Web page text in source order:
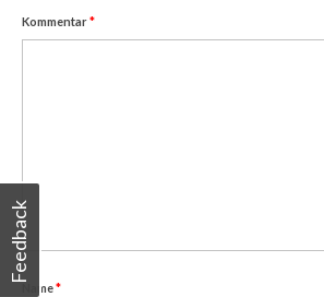
Kommentar*
Name*
Feedback